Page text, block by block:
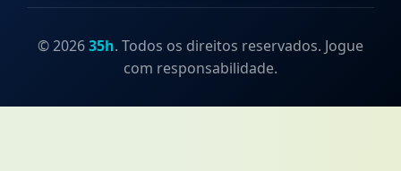
© 202635h. Todos os direitos reservados. Jogue
com responsabilidade.